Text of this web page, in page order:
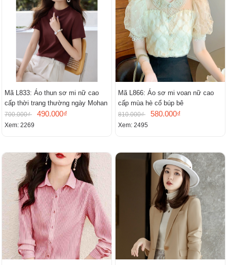
Mã L833: Áo thun sơ mi nữ cao
cấp thời trang thường ngày Mohan
700.000₫ 490.000₫
Xem: 2269
Mã L866: Áo sơ mi voan nữ cao
cấp mùa hè cổ búp bê
810.000₫ 580.000₫
Xem: 2495